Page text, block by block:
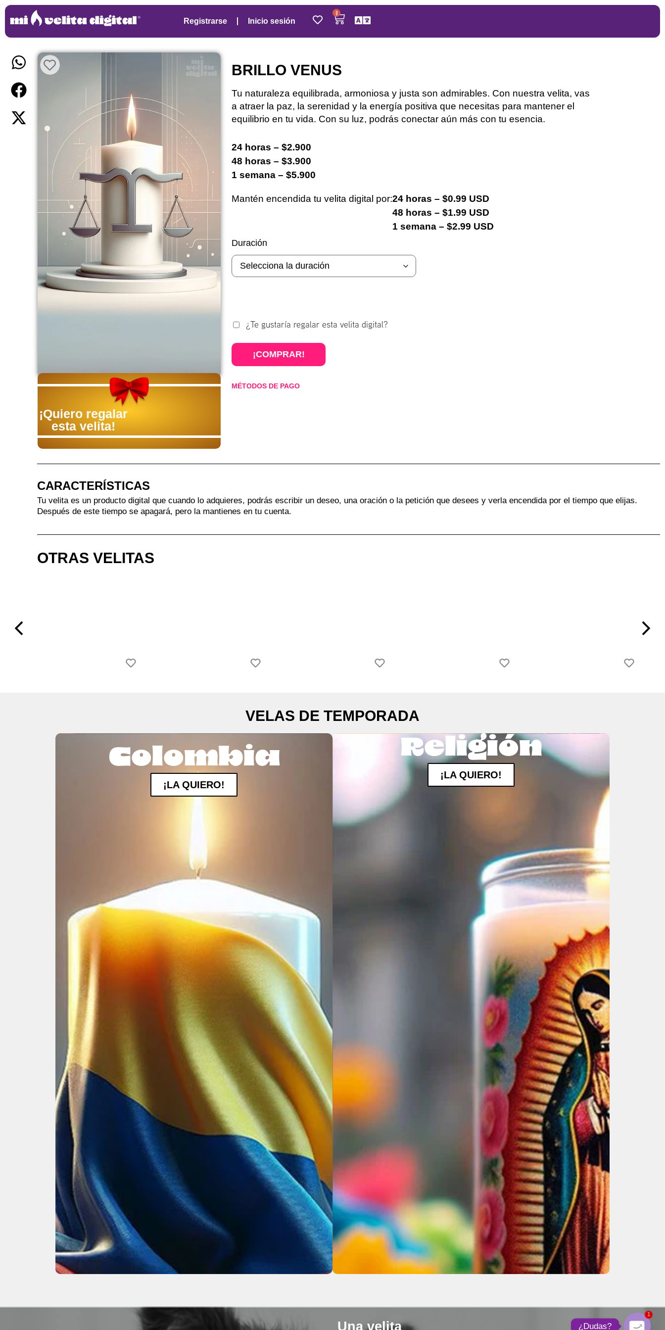
Registrarse Inicio sesión
0
¡Quiero regalar
esta velita!
BRILLO VENUS
Tu naturaleza equilibrada, armoniosa y justa son admirables. Con nuestra velita, vas
a atraer la paz, la serenidad y la energía positiva que necesitas para mantener el
equilibrio en tu vida. Con su luz, podrás conectar aún más con tu esencia.
24 horas – $2.900
48 horas – $3.900
1 semana – $5.900
Mantén encendida tu velita digital por:24 horas – $0.99 USD
48 horas – $1.99 USD
1 semana – $2.99 USD
Duración
¿Te gustaría regalar esta velita digital?
¡COMPRAR!
MÉTODOS DE PAGO
CARACTERÍSTICAS
Tu velita es un producto digital que cuando lo adquieres, podrás escribir un deseo, una oración o la petición que desees y verla encendida por el tiempo que elijas.
Después de este tiempo se apagará, pero la mantienes en tu cuenta.
OTRAS VELITAS
VELAS DE TEMPORADA
Colombia
¡LA QUIERO!
Religión
¡LA QUIERO!
Una velita
¿Dudas?
1